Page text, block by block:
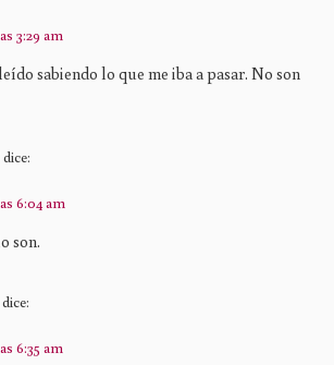
3:29 am
sabiendo lo que me iba a pasar. No son
dice:
6:04 am
son.
dice:
6:35 am